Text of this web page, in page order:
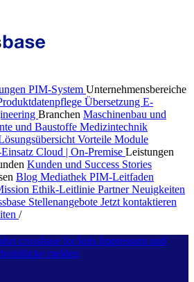
PIM-System Unternehmensbereiche
Übersetzung E-
Branchen Maschinenbau und
und Baustoffe Medizintechnik
Vorteile Module
Cloud | On-Premise Leistungen
Kunden und Success Stories
Blog Mediathek PIM-Leitfaden
Ethik-Leitlinie PartnerNeuigkeiten
Stellenangebote Jetzt kontaktieren
/
crossbase for kids Impressum und
melden